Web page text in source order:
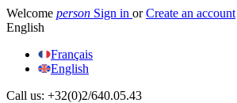
Welcome person Sign in or Create an account
English
Français
English
Call us: +32(0)2/640.05.43